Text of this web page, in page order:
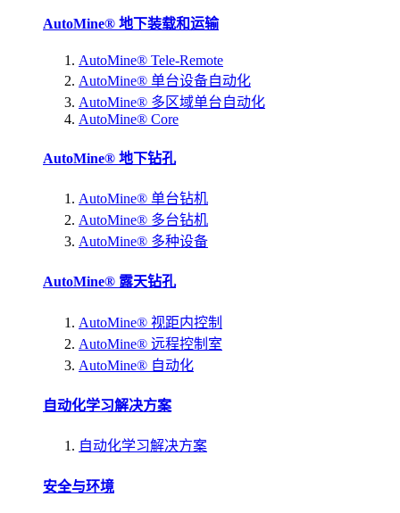
AutoMine® 地下装载和运输
AutoMine® Tele-Remote
AutoMine® 单台设备自动化
AutoMine® 多区域单台自动化
AutoMine® Core
AutoMine® 地下钻孔
AutoMine® 单台钻机
AutoMine® 多台钻机
AutoMine® 多种设备
AutoMine® 露天钻孔
AutoMine® 视距内控制
AutoMine® 远程控制室
AutoMine® 自动化
自动化学习解决方案
自动化学习解决方案
安全与环境